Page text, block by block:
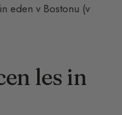
eden v Bostonu (v
les in